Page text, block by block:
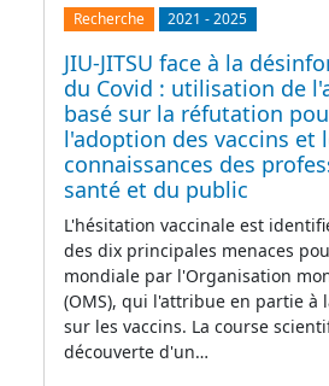
Recherche 2021 -2025
JIU-JITSU face à la
du Covid : utilisation de
basé sur la réfutation
l'adoption des vaccins et
connaissances des
santé et du public
L'hésitation vaccinale est
des dix principales menaces
mondiale par l'Organisation
(OMS), qui l'attribue en partie à
sur les vaccins. La course
découverte d'un…